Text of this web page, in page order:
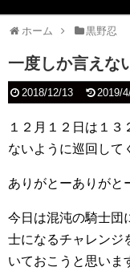
ホーム 黒野忍
一度しか言えな
2018/12/13 2019/
１２月１２日は１３
ないように巡回して
ありがとーありがと
今日は混沌の騎士団
士になるチャレンジ
いておこうと思いま